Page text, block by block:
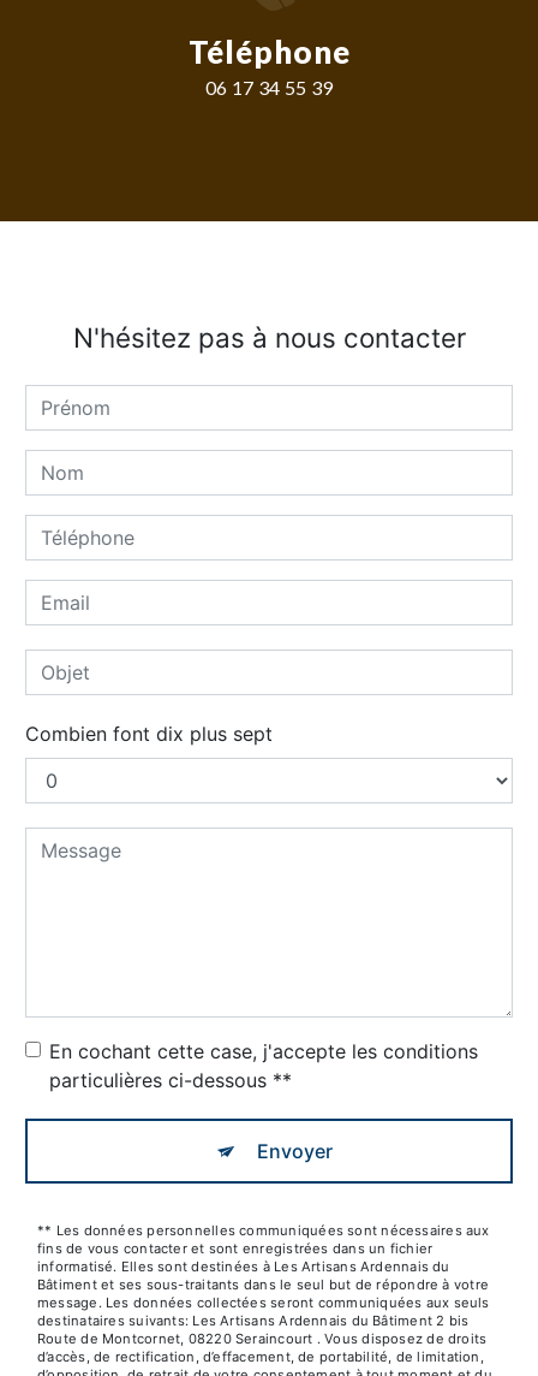
Téléphone
06 17 34 55 39
N'hésitez pas à nous contacter
Combien font dix plus sept
En cochant cette case, j'accepte les conditions
particulières ci-dessous **
Envoyer
** Les données personnelles communiquées sont nécessaires aux
fins de vous contacter et sont enregistrées dans un fichier
informatisé. Elles sont destinées à Les Artisans Ardennais du
Bâtiment et ses sous-traitants dans le seul but de répondre à votre
message. Les données collectées seront communiquées aux seuls
destinataires suivants: Les Artisans Ardennais du Bâtiment 2 bis
Route de Montcornet, 08220 Seraincourt . Vous disposez de droits
d’accès, de rectification, d’effacement, de portabilité, de limitation,